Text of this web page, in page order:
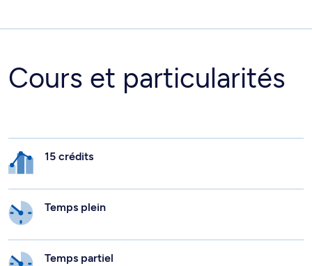
Cours et particularités
15 crédits
Temps plein
Temps partiel